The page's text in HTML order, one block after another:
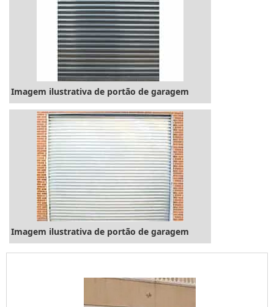
modo que permita a total abertura do ...
Imagem ilustrativa de portão de garagem
Imagem ilustrativa de portão de garagem